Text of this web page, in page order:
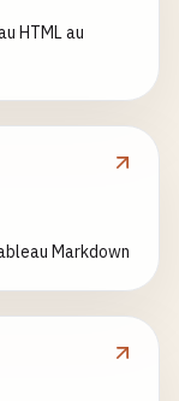
HTML au
Markdown